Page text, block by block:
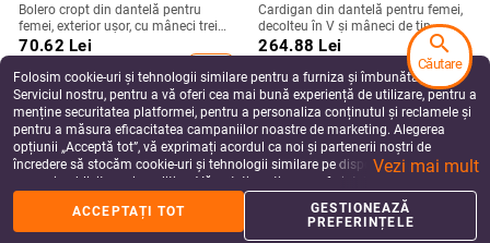
Bolero cropt din dantelă pentru
femei, exterior ușor, cu mâneci trei
sferturi, potrivit pentru rochii cu
bretele
70.62 Lei
add_shopping_cart
Cardigan din dantelă pentru femei,
decolteu în V și mâneci de tip
prințesă, amestec polyester-elastan,
conținutul principal al țesăturii 90–
95%, Primăvara 2025
264.88 Lei
add_shopping_cart
Folosim cookie-uri și tehnologii similare pentru a furniza și îmbunătăți
Serviciul nostru, pentru a vă oferi cea mai bună experiență de utilizare, pentru a
menține securitatea platformei, pentru a personaliza conținutul și reclamele și
pentru a măsura eficacitatea campaniilor noastre de marketing. Alegerea
opțiunii „Acceptă tot”, vă exprimați acordul ca noi și partenerii noștri de
încredere să stocăm cookie-uri și tehnologii similare pe dispozitivul dvs. în
scopuri publicitare și analitice. Vă puteți gestiona preferințele în orice moment
făcând clic pe „Gestionează preferințele”. Pentru mai multe informații, vă
rugăm să consultațiPolitica noastră de confidențialitate.
Vezi mai mult
ACCEPTAȚI TOT
GESTIONEAZĂ
PREFERINȚELE
search
Căutare